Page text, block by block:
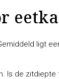
ligt
Is de zitdiepte